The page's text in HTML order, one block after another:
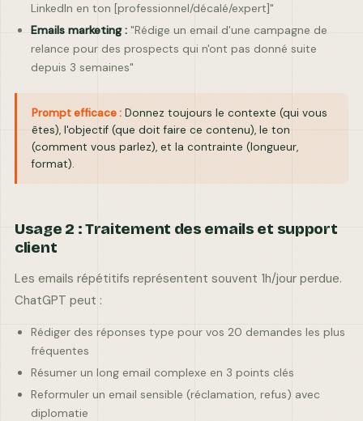
– – –
LinkedIn en ton [professionnel/décalé/expert]"
Emails marketing : "Rédige un email d'une campagne de
relance pour des prospects qui n'ont pas donné suite
depuis 3 semaines"
Prompt efficace : Donnez toujours le contexte (qui vous
êtes), l'objectif (que doit faire ce contenu), le ton
(comment vous parlez), et la contrainte (longueur,
format).
Usage 2 : Traitement des emails et support
client
Les emails répétitifs représentent souvent 1h/jour perdue.
ChatGPT peut :
Rédiger des réponses type pour vos 20 demandes les plus
fréquentes
Résumer un long email complexe en 3 points clés
Reformuler un email sensible (réclamation, refus) avec
diplomatie